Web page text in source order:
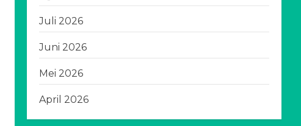
Juli 2026
Juni 2026
Mei 2026
April 2026